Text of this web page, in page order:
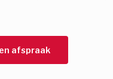
afspraak